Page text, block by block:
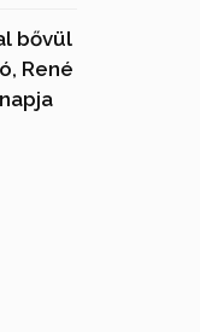
bővül
René